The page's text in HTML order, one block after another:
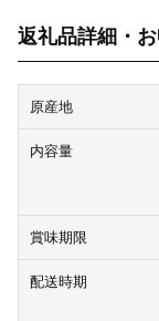
返礼品詳細・
原産地
内容量
賞味期限
配送時期